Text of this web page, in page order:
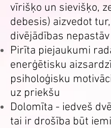
vīrišķo un sievišķo,
debesis) aizvedot
divējādības nepastāv
Pirīta piejaukumi
enerģētisku
psiholoģisku
uz priekšu
Dolomīta - iedveš
tai ir drošība būt